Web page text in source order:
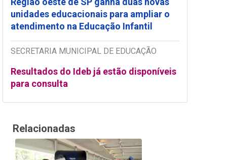
unidades educacionais para ampliar o
atendimento na Educação Infantil
SECRETARIA MUNICIPAL DE EDUCAÇÃO
Resultados do Ideb já estão disponíveis
para consulta
Relacionadas